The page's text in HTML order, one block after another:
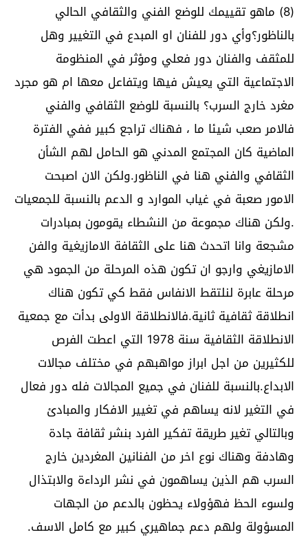
(8) ماهو تقييمك للوضع الفني والثقافي الحالي
بالناظور؟وأي دور للفنان او المبدع في التغيير وهل
للمثقف والفنان دور فعلي ومؤثر في المنظومة
الاجتماعية التي يعيش فيها ويتفاعل معها ام هو مجرد
مغرد خارج السرب؟ بالنسبة للوضع الثقافي والفني
فالامر صعب شيئا ما ، فهناك تراجع كبير ففي الفترة
الماضية كان المجتمع المدني هو الحامل لهم الشأن
الثقافي والفني هنا في الناظور.ولكن الان اصبحت
الامور صعبة في غياب الموارد و الدعم بالنسبة للجمعيات
.ولكن هناك مجموعة من النشطاء يقومون بمبادرات
مشجعة وانا اتحدث هنا على الثقافة الامازيغية والفن
الامازيغي وارجو ان تكون هذه المرحلة من الجمود هي
مرحلة عابرة لنلتقط الانفاس فقط كي تكون هناك
انطلاقة ثقافية ثانية.فالانطلاقة الاولى بدأت مع جمعية
الانطلاقة الثقافية سنة 1978 التي اعطت الفرص
للكثيرين من اجل ابراز مواهبهم في مختلف مجالات
الابداع.بالنسبة للفنان في جميع المجالات فله دور فعال
في التغير لانه يساهم في تغيير الافكار والمبادئ
وبالتالي تغير طريقة تفكير الفرد بنشر ثقافة جادة
وهادفة وهناك نوع اخر من الفنانين المغردين خارج
السرب هم الذين يساهمون في نشر الرداءة والابتذال
ولسوء الحظ فهؤولاء يحظون بالدعم من الجهات
المسؤولة ولهم دعم جماهيري كبير مع كامل الاسف.